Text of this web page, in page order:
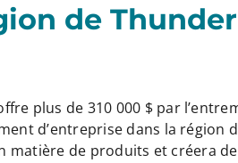
de
plus de 310 000 $ par
d’entreprise dans la
matière de produits et créera